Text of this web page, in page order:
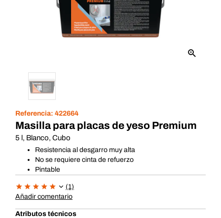
Referencia: 422664
Masilla para placas de yeso Premium
5 l, Blanco, Cubo
Resistencia al desgarro muy alta
No se requiere cinta de refuerzo
Pintable
(1)
Añadir comentario
Atributos técnicos